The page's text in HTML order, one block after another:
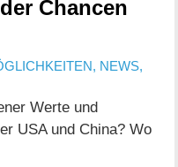
Chancen
, NEWS,
Werte und
USA und China? Wo